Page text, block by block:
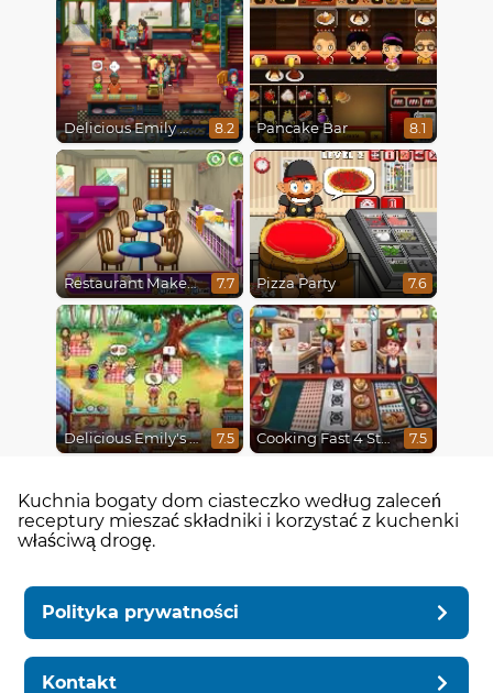
Delicious Emily New Beginning 8.2 Pancake Bar 8.1
Restaurant Makeover 7.7 Pizza Party 7.6
Delicious Emily's Hopes And Fears 7.5 Cooking Fast 4 Steak 7.5
Kuchnia bogaty dom ciasteczko według zaleceń
receptury mieszać składniki i korzystać z kuchenki
właściwą drogę.
Polityka prywatności
Kontakt